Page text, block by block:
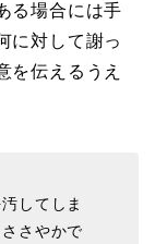
る場合には手
に対して謝っ
を伝えるうえ
してしま
さやかで